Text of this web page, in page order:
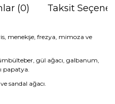
(0) Taksit
menekşe, frezya, mimoza ve
gül ağacı, galbanum,
papatya.
sandal ağacı.